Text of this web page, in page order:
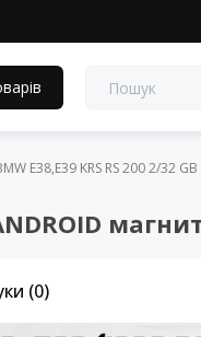
E38,E39 KRS RS 200 2/32
(0)